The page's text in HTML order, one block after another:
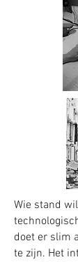
Wie stand
doet er slim
te zijn. Het